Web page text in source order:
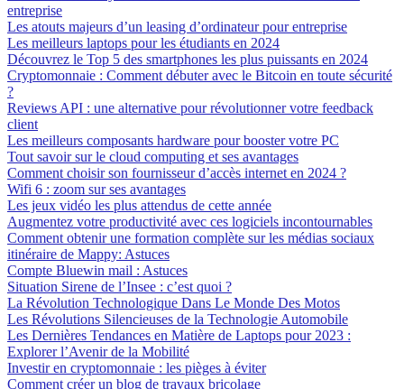
entreprise
Les atouts majeurs d’un leasing d’ordinateur pour entreprise
Les meilleurs laptops pour les étudiants en 2024
Découvrez le Top 5 des smartphones les plus puissants en 2024
Cryptomonnaie : Comment débuter avec le Bitcoin en toute sécurité
?
Reviews API : une alternative pour révolutionner votre feedback
client
Les meilleurs composants hardware pour booster votre PC
Tout savoir sur le cloud computing et ses avantages
Comment choisir son fournisseur d’accès internet en 2024 ?
Wifi 6 : zoom sur ses avantages
Les jeux vidéo les plus attendus de cette année
Augmentez votre productivité avec ces logiciels incontournables
Comment obtenir une formation complète sur les médias sociaux
itinéraire de Mappy: Astuces
Compte Bluewin mail : Astuces
Situation Sirene de l’Insee : c’est quoi ?
La Révolution Technologique Dans Le Monde Des Motos
Les Révolutions Silencieuses de la Technologie Automobile
Les Dernières Tendances en Matière de Laptops pour 2023 :
Explorer l’Avenir de la Mobilité
Investir en cryptomonnaie : les pièges à éviter
Comment créer un blog de travaux bricolage